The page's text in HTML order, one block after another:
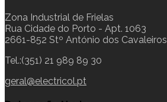
Zona Industrial de Frielas
Rua Cidade do Porto - Apt. 1063
2661-852 Stº António dos Cavaleiros
Tel.:(351) 21 989 89 30
geral@electricol.pt